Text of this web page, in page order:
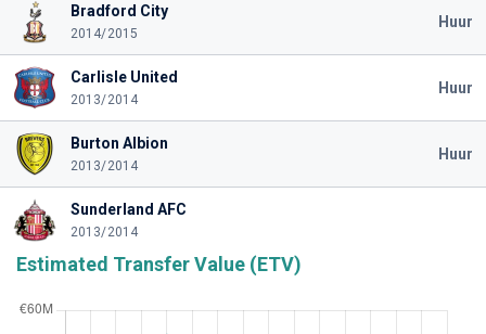
Bradford City
2014/2015
Huur
Carlisle United
2013/2014
Huur
Burton Albion
2013/2014
Huur
Sunderland AFC
2013/2014
Estimated Transfer Value (ETV)